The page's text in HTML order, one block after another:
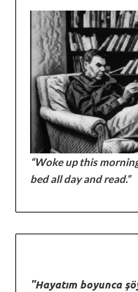
“Woke up this
bed all day and read.”
"Hayatım boyunca